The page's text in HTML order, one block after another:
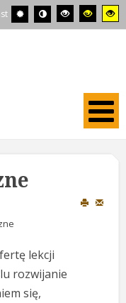
lekcji
rozwijanie
się,